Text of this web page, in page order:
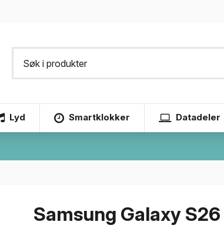
Lyd Smartklokker Datadeler
Samsung Galaxy S26